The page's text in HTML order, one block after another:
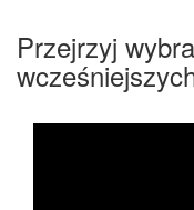
Przejrzyj